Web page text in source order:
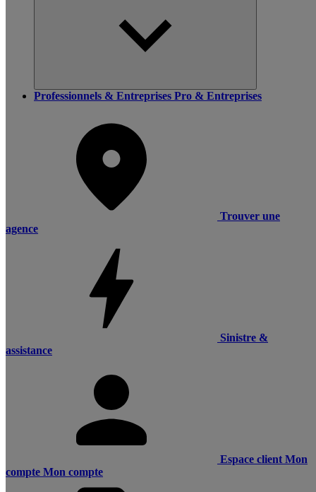
Professionnels & Entreprises Pro & Entreprises
Trouver une
agence
Sinistre &
assistance
Espace client Mon
compte Mon compte